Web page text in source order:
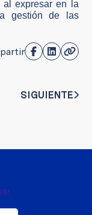
al expresar en la
gestión de las
SIGUIENTE